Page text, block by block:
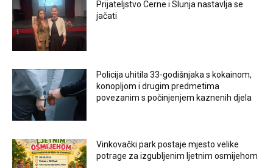
Prijateljstvo Cerne i Slunja nastavlja se
jačati
Policija uhitila 33-godišnjaka s kokainom,
konopljom i drugim predmetima
povezanim s počinjenjem kaznenih djela
Vinkovački park postaje mjesto velike
potrage za izgubljenim ljetnim osmijehom